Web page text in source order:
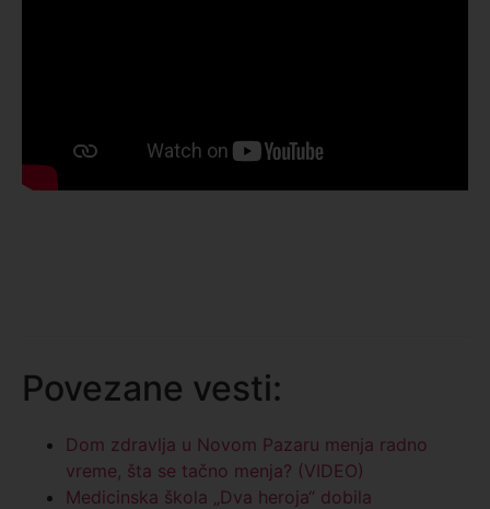
Povezane vesti:
Dom zdravlja u Novom Pazaru menja radno
vreme, šta se tačno menja? (VIDEO)
Medicinska škola „Dva heroja“ dobila